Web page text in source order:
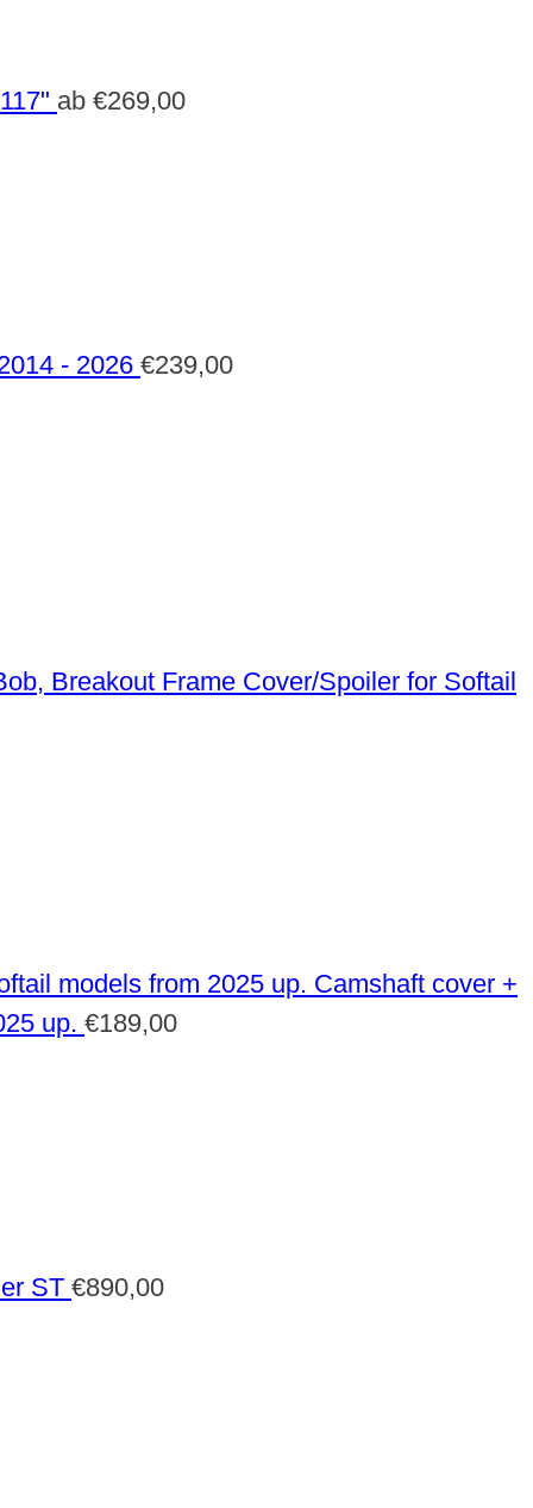
ab €269,00
- 2026 €239,00
Frame Cover/Spoiler for Softail
Camshaft cover +
up. €189,00
ST €890,00